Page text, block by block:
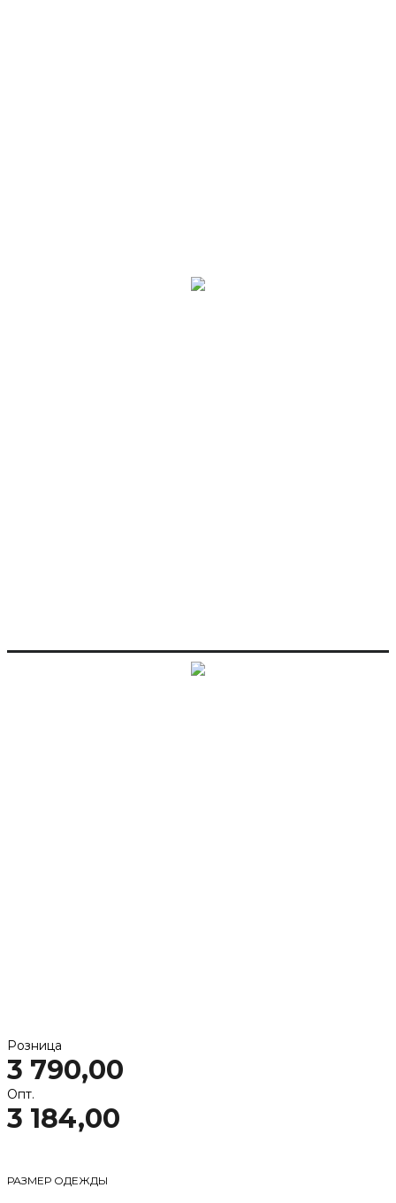
Розница
3 790,00
Опт.
3 184,00
РАЗМЕР ОДЕЖДЫ